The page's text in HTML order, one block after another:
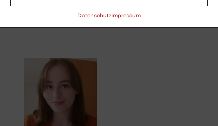
Daten­schutzImpressum